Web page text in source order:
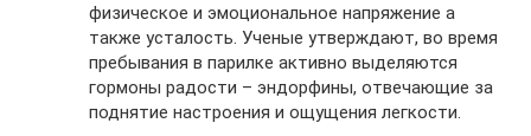
физическое и эмоциональное напряжение а
также усталость. Ученые утверждают, во время
пребывания в парилке активно выделяются
гормоны радости – эндорфины, отвечающие за
поднятие настроения и ощущения легкости.